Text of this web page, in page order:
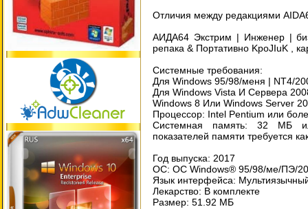
Отличия между редакциями
АИДА64 Экстрим | Инженер |
репака & Портативно KpoJIuK ,
Системные требования:
Для Windows 95/98/меня | NT4/
Для Windows Vista И Сервера
Windows 8 Или Windows Server
Процессор: Intel Pentium или
Системная память: 32 МБ
показателей памяти требуется
Год выпуска: 2017
ОС: ОС Windows® 95/98/ме/ПЭ/
Язык интерфейса:
Лекарство: В комплекте
Размер: 51.92 МБ